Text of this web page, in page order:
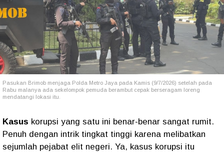
Pasukan Brimob menjaga Polda Metro Jaya pada Kamis (9/7/2026) setelah pada
Rabu malanya ada sekelompok pemuda berambut cepak berseragam loreng
mendatangi lokasi itu.
Kasus korupsi yang satu ini benar-benar sangat rumit.
Penuh dengan intrik tingkat tinggi karena melibatkan
sejumlah pejabat elit negeri. Ya, kasus korupsi itu